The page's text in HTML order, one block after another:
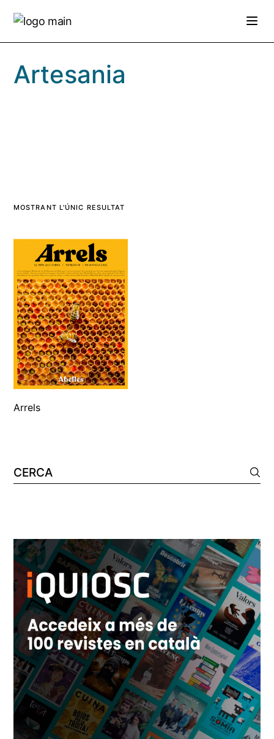
the
Artesania
MOSTRANT L'ÚNIC RESULTAT
Arrels
Cerca: